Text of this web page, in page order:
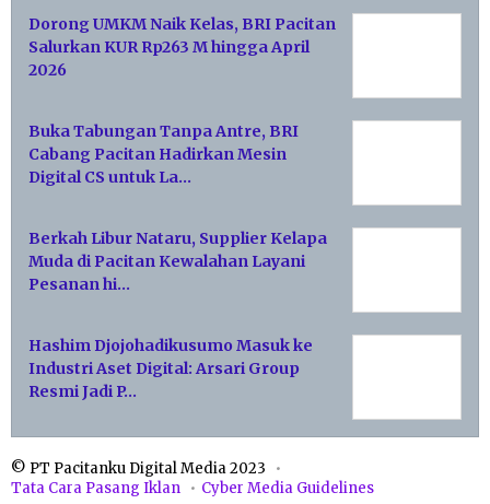
Dorong UMKM Naik Kelas, BRI Pacitan
Salurkan KUR Rp263 M hingga April
2026
Buka Tabungan Tanpa Antre, BRI
Cabang Pacitan Hadirkan Mesin
Digital CS untuk La…
Berkah Libur Nataru, Supplier Kelapa
Muda di Pacitan Kewalahan Layani
Pesanan hi…
Hashim Djojohadikusumo Masuk ke
Industri Aset Digital: Arsari Group
Resmi Jadi P…
© PT Pacitanku Digital Media 2023
Tata Cara Pasang Iklan
Cyber Media Guidelines